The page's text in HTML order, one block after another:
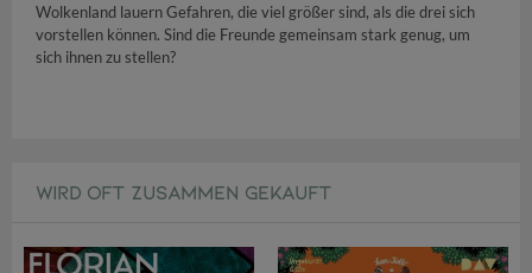
Wolkenland lauern Gefahren, die viel größer sind, als die drei sich
vorstellen können. Sind die Freunde gemeinsam stark genug, um
sich ihnen zu stellen?
WIRD OFT ZUSAMMEN GEKAUFT